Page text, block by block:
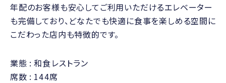
年配のお客様も安心してご利用いただけるエレベーター
も完備しており、どなたでも快適に食事を楽しめる空間に
こだわった店内も特徴的です。
業態 和食レストラン
席数
144席